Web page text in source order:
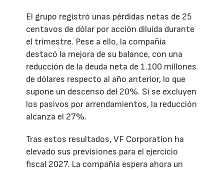
El grupo registró unas pérdidas netas de 25
centavos de dólar por acción diluida durante
el trimestre. Pese a ello, la compañía
destacó la mejora de su balance, con una
reducción de la deuda neta de 1.100 millones
de dólares respecto al año anterior, lo que
supone un descenso del 20%. Si se excluyen
los pasivos por arrendamientos, la reducción
alcanza el 27%.
Tras estos resultados, VF Corporation ha
elevado sus previsiones para el ejercicio
fiscal 2027. La compañía espera ahora un